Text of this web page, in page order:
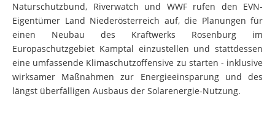
Naturschutzbund, Riverwatch und WWF rufen den EVN-
Eigentümer Land Niederösterreich auf, die Planungen für
einen Neubau des Kraftwerks Rosenburg im
Europaschutzgebiet Kamptal einzustellen und stattdessen
eine umfassende Klimaschutzoffensive zu starten - inklusive
wirksamer Maßnahmen zur Energieeinsparung und des
längst überfälligen Ausbaus der Solarenergie-Nutzung.